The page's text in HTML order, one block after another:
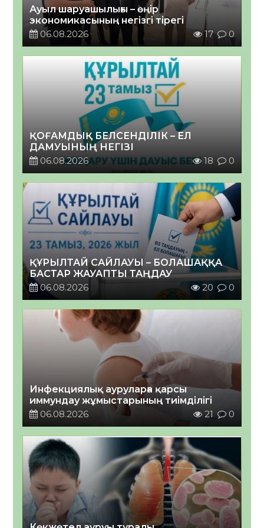
Ауыл шаруашылығы – өңір
экономикасының негізгі тірегі
06.08.2026
17 0
ҚОҒАМДЫҚ БЕЛСЕНДІЛІК – ЕЛ
ДАМУЫНЫҢ НЕГІЗІ
06.08.2026
18 0
ҚҰРЫЛТАЙ САЙЛАУЫ – БОЛАШАҚҚА
БАСТАР ЖАУАПТЫ ТАҢДАУ
06.08.2026
20 0
Инфекциялық ауруларға қарсы
иммундау жұмыстарының тиімділігі
06.08.2026
21 0